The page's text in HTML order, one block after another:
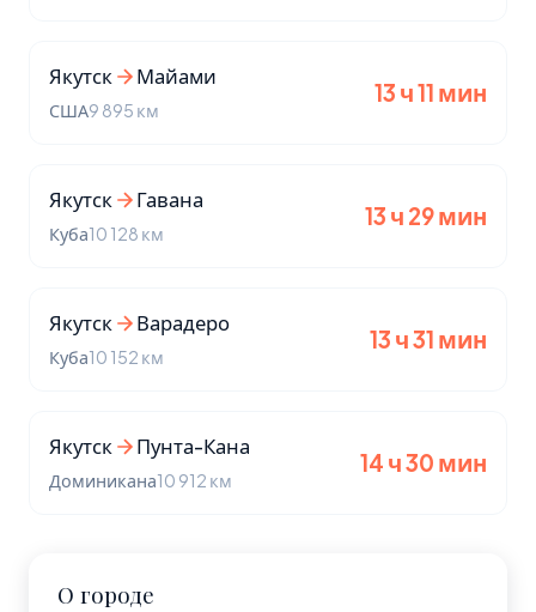
Якутск Майами
США9 895 км
13 ч 11 мин
Якутск Гавана
Куба10 128 км
13 ч 29 мин
Якутск Варадеро
Куба10 152 км
13 ч 31 мин
Якутск Пунта-Кана
Доминикана10 912 км
14 ч 30 мин
О городе